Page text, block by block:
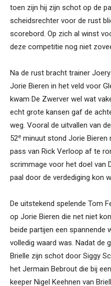
toen zijn hij zijn schot op de
scheidsrechter voor de rust
scorebord. Op zich al winst
deze competitie nog niet
Na de rust bracht trainer
Jorie Bieren in het veld voor
kwam De Zwerver wel wat
echt grote kansen gaf de
weg. Vooral de uitvallen van
52e minuut stond Jorie Bieren
pass van Rick Verloop af te
scrimmage voor het doel van
paal door de verdediging kon
De uitstekend spelende Tom
op Jorie Bieren die net niet
beide partijen een spannende
volledig waard was. Nadat de
Brielle zijn schot door Siggy
het Jermain Bebrout die bij
keeper Nigel Keehnen van